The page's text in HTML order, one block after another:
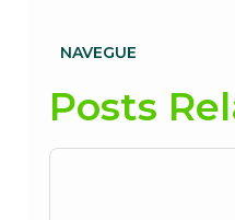
NAVEGUE
Posts